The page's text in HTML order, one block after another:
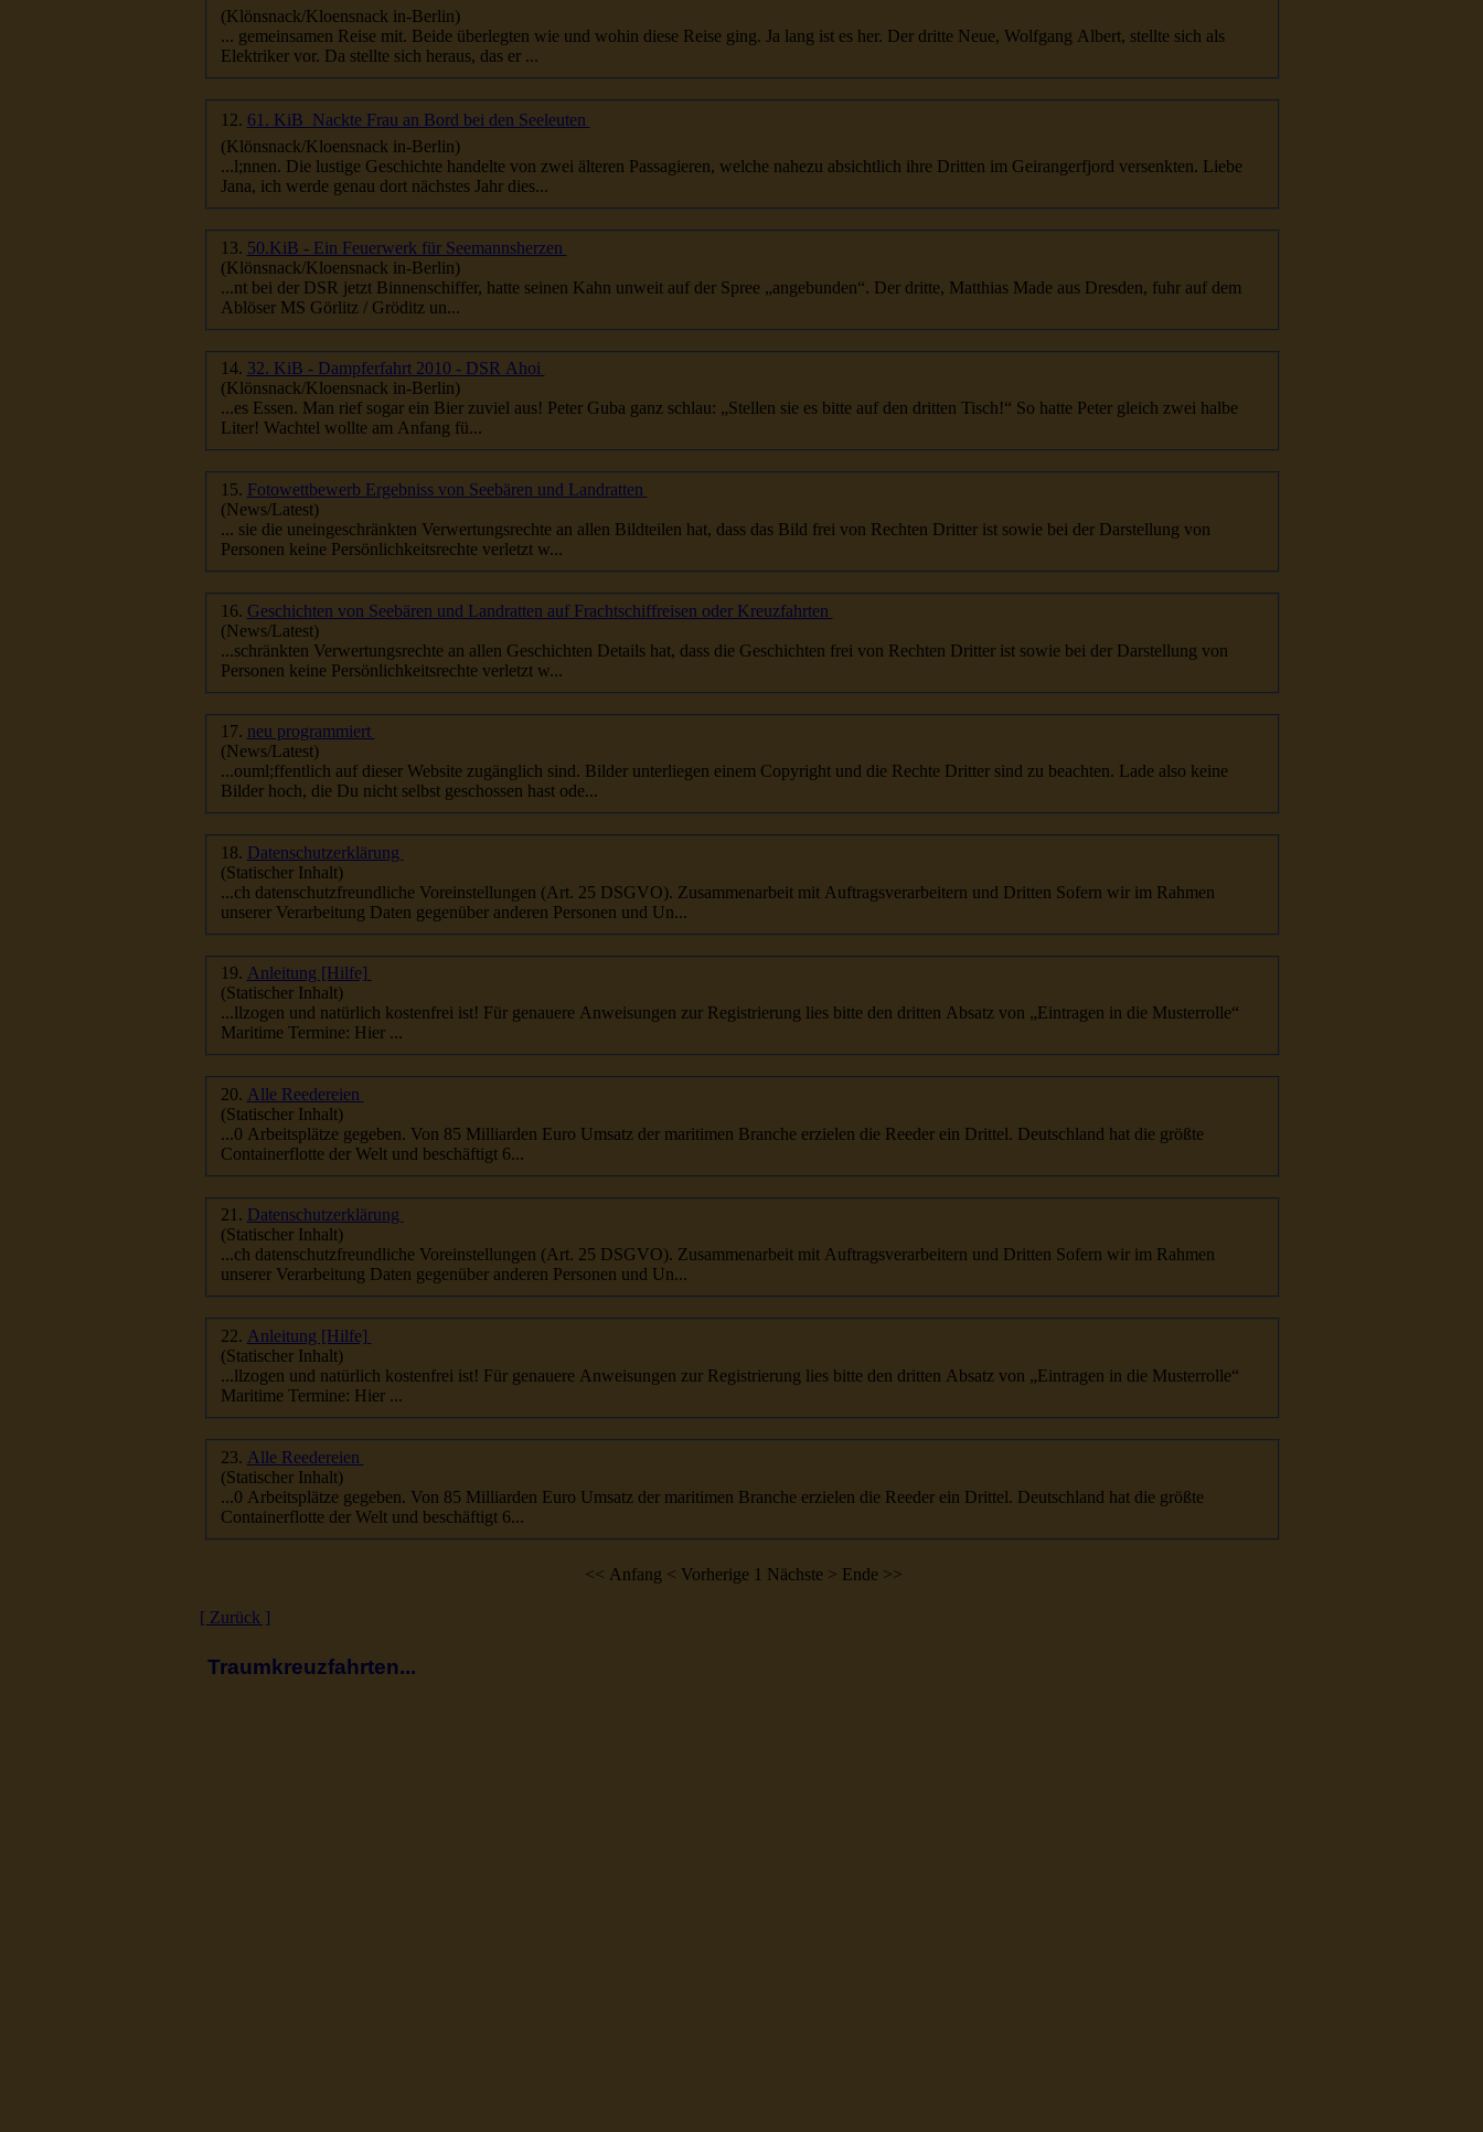
(Klönsnack/Kloensnack in-Berlin)
... gemeinsamen Reise mit. Beide überlegten wie und wohin diese Reise ging. Ja lang ist es her. Der dritteNeue, Wolfgang Albert, stellte sich als
Elektriker vor. Da stellte sich heraus, das er ...
12. 61. KiB  Nackte Frau an Bord bei den Seeleuten
(Klönsnack/Kloensnack in-Berlin)
...l;nnen. Die lustige Geschichte handelte von zwei älteren Passagieren, welche nahezu absichtlich ihre Dritten im Geirangerfjord versenkten. Liebe
Jana, ich werde genau dort nächstes Jahr dies...
13. 50.KiB - Ein Feuerwerk für Seemannsherzen
(Klönsnack/Kloensnack in-Berlin)
...nt bei der DSR jetzt Binnenschiffer, hatte seinen Kahn unweit auf der Spree „angebunden“. Der dritte, Matthias Made aus Dresden, fuhr auf dem
Ablöser MS Görlitz / Gröditz un...
14. 32. KiB - Dampferfahrt 2010 - DSR Ahoi
(Klönsnack/Kloensnack in-Berlin)
...es Essen. Man rief sogar ein Bier zuviel aus! Peter Guba ganz schlau: „Stellen sie es bitte auf den dritten Tisch!“ So hatte Peter gleich zwei halbe
Liter! Wachtel wollte am Anfang fü...
15. Fotowettbewerb Ergebniss von Seebären und Landratten
(News/Latest)
... sie die uneingeschränkten Verwertungsrechte an allen Bildteilen hat, dass das Bild frei von Rechten Dritter ist sowie bei der Darstellung von
Personen keine Persönlichkeitsrechte verletzt w...
16. Geschichten von Seebären und Landratten auf Frachtschiffreisen oder Kreuzfahrten
(News/Latest)
...schränkten Verwertungsrechte an allen Geschichten Details hat, dass die Geschichten frei von Rechten Dritter ist sowie bei der Darstellung von
Personen keine Persönlichkeitsrechte verletzt w...
17. neu programmiert
(News/Latest)
...ouml;ffentlich auf dieser Website zugänglich sind. Bilder unterliegen einem Copyright und die Rechte Dritter sind zu beachten. Lade also keine
Bilder hoch, die Du nicht selbst geschossen hast ode...
18. Datenschutzerklärung
(Statischer Inhalt)
...ch datenschutzfreundliche Voreinstellungen (Art. 25 DSGVO). Zusammenarbeit mit Auftragsverarbeitern und Dritten Sofern wir im Rahmen
unserer Verarbeitung Daten gegenüber anderen Personen und Un...
19. Anleitung [Hilfe]
(Statischer Inhalt)
...llzogen und natürlich kostenfrei ist! Für genauere Anweisungen zur Registrierung lies bitte den dritten Absatz von „Eintragen in die Musterrolle“
Maritime Termine: Hier ...
20. Alle Reedereien
(Statischer Inhalt)
...0 Arbeitsplätze gegeben. Von 85 Milliarden Euro Umsatz der maritimen Branche erzielen die Reeder ein Drittel. Deutschland hat die größte
Containerflotte der Welt und beschäftigt 6...
21. Datenschutzerklärung
(Statischer Inhalt)
...ch datenschutzfreundliche Voreinstellungen (Art. 25 DSGVO). Zusammenarbeit mit Auftragsverarbeitern und Dritten Sofern wir im Rahmen
unserer Verarbeitung Daten gegenüber anderen Personen und Un...
22. Anleitung [Hilfe]
(Statischer Inhalt)
...llzogen und natürlich kostenfrei ist! Für genauere Anweisungen zur Registrierung lies bitte den dritten Absatz von „Eintragen in die Musterrolle“
Maritime Termine: Hier ...
23. Alle Reedereien
(Statischer Inhalt)
...0 Arbeitsplätze gegeben. Von 85 Milliarden Euro Umsatz der maritimen Branche erzielen die Reeder ein Drittel. Deutschland hat die größte
Containerflotte der Welt und beschäftigt 6...
<< Anfang < Vorherige 1 Nächste > Ende >>
[ Zurück ]
Traumkreuzfahrten...